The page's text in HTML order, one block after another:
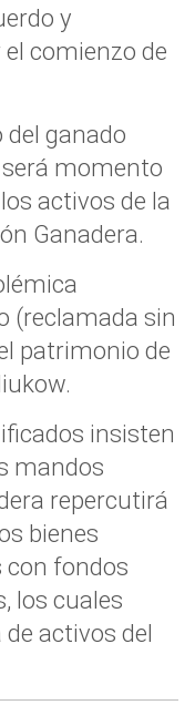
y
comienzo de
del ganado
momento
activos de la
Ganadera.
(reclamada sin
patrimonio de
insisten
mandos
repercutirá
bienes
fondos
los cuales
activos del